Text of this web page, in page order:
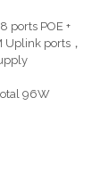
POE +
ports，
96W